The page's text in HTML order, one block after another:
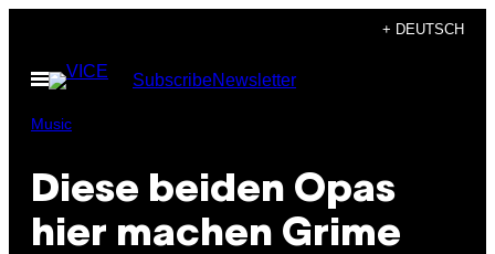
content
+ DEUTSCH
Open
Menu
SubscribeNewsletter
Music
Diese beiden Opas
hier machen Grime